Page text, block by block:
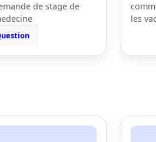
de stage de
les